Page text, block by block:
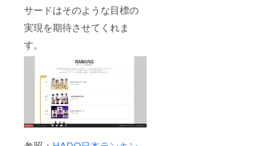
サードはそのような目標の
実現を期待させてくれま
す。